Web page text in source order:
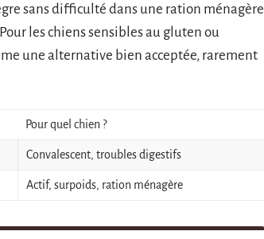
sans difficulté dans une ration ménagère
les chiens sensibles au gluten ou
une alternative bien acceptée, rarement
Pour quel chien ?
Convalescent, troubles digestifs
Actif, surpoids, ration ménagère